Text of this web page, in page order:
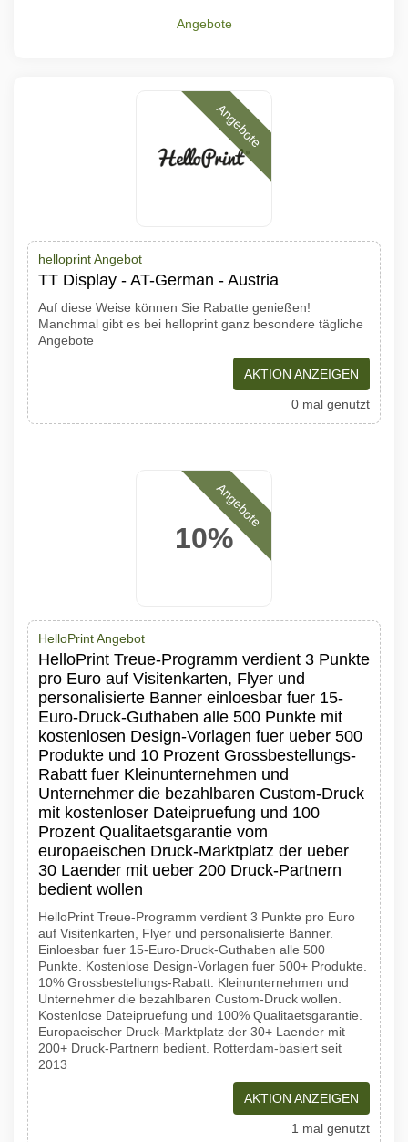
Angebote
Angebote
helloprint Angebot
TT Display - AT-German - Austria
Auf diese Weise können Sie Rabatte genießen!
Manchmal gibt es bei helloprint ganz besondere tägliche
Angebote
AKTION ANZEIGEN
0 mal genutzt
10%
Angebote
HelloPrint Angebot
HelloPrint Treue-Programm verdient 3 Punkte
pro Euro auf Visitenkarten, Flyer und
personalisierte Banner einloesbar fuer 15-
Euro-Druck-Guthaben alle 500 Punkte mit
kostenlosen Design-Vorlagen fuer ueber 500
Produkte und 10 Prozent Grossbestellungs-
Rabatt fuer Kleinunternehmen und
Unternehmer die bezahlbaren Custom-Druck
mit kostenloser Dateipruefung und 100
Prozent Qualitaetsgarantie vom
europaeischen Druck-Marktplatz der ueber
30 Laender mit ueber 200 Druck-Partnern
bedient wollen
HelloPrint Treue-Programm verdient 3 Punkte pro Euro
auf Visitenkarten, Flyer und personalisierte Banner.
Einloesbar fuer 15-Euro-Druck-Guthaben alle 500
Punkte. Kostenlose Design-Vorlagen fuer 500+ Produkte.
10% Grossbestellungs-Rabatt. Kleinunternehmen und
Unternehmer die bezahlbaren Custom-Druck wollen.
Kostenlose Dateipruefung und 100% Qualitaetsgarantie.
Europaeischer Druck-Marktplatz der 30+ Laender mit
200+ Druck-Partnern bedient. Rotterdam-basiert seit
2013
AKTION ANZEIGEN
1 mal genutzt